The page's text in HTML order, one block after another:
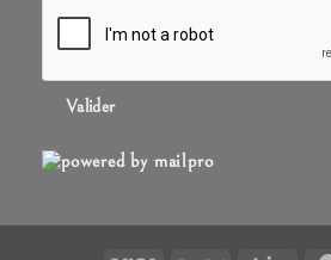
Valider